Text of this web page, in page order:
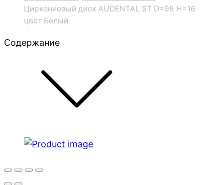
Циркониевый диск AUDENTAL ST D=98 H=16
цвет Белый
Содержание